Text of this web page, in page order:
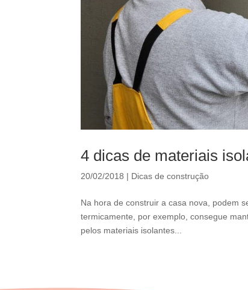
4 dicas de materiais
20/02/2018 | Dicas de construção
Na hora de construir a casa nova, podem
termicamente, por exemplo, consegue
pelos materiais isolantes...